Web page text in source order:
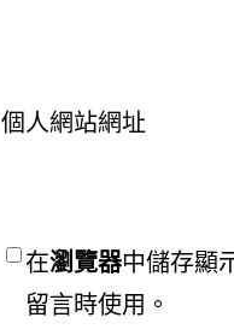
個人網站網址
在瀏覽器中儲存顯
留言時使用。